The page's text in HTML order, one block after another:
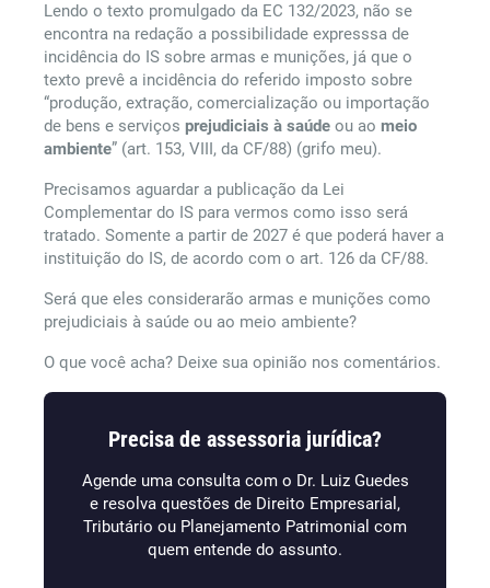
Lendo o texto promulgado da EC 132/2023, não se
encontra na redação a possibilidade expresssa de
incidência do IS sobre armas e munições, já que o
texto prevê a incidência do referido imposto sobre
“produção, extração, comercialização ou importação
de bens e serviços prejudiciais à saúde ou ao meio
ambiente” (art. 153, VIII, da CF/88) (grifo meu).
Precisamos aguardar a publicação da Lei
Complementar do IS para vermos como isso será
tratado. Somente a partir de 2027 é que poderá haver a
instituição do IS, de acordo com o art. 126 da CF/88.
Será que eles considerarão armas e munições como
prejudiciais à saúde ou ao meio ambiente?
O que você acha? Deixe sua opinião nos comentários.
Precisa de assessoria jurídica?
Agende uma consulta com o Dr. Luiz Guedes
e resolva questões de Direito Empresarial,
Tributário ou Planejamento Patrimonial com
quem entende do assunto.